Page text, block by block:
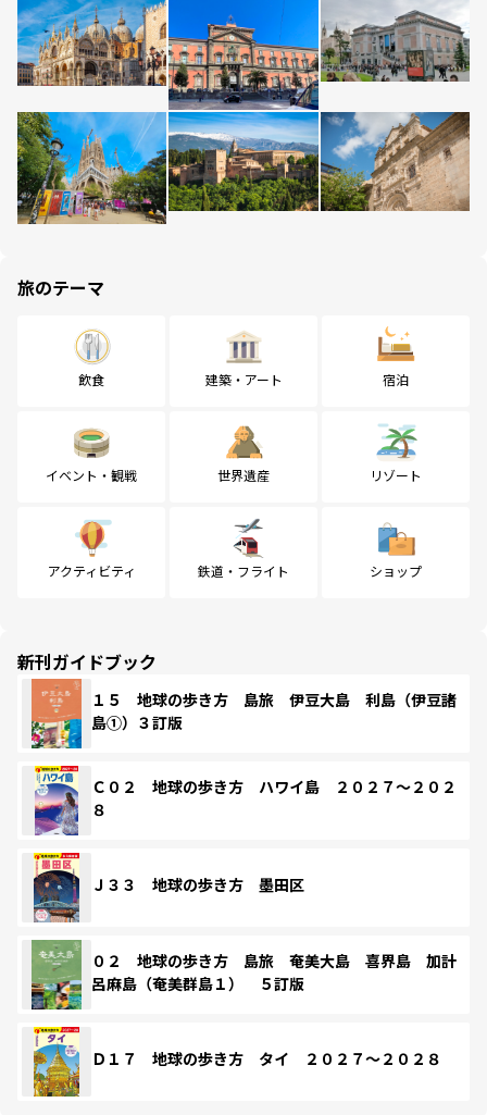
旅のテーマ
飲食 建築・アート 宿泊
イベント・観戦 世界遺産 リゾート
アクティビティ 鉄道・フライト ショップ
新刊ガイドブック
１５ 地球の歩き方 島旅 伊豆大島 利島（伊豆諸
島①）３訂版
Ｃ０２ 地球の歩き方 ハワイ島 ２０２７～２０２
８
Ｊ３３ 地球の歩き方 墨田区
０２ 地球の歩き方 島旅 奄美大島 喜界島 加計
呂麻島（奄美群島１） ５訂版
Ｄ１７ 地球の歩き方 タイ ２０２７～２０２８